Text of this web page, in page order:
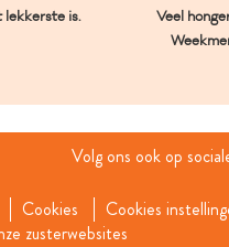
is.
Veel
Volg ons ook op
Cookies Cookies
zusterwebsites